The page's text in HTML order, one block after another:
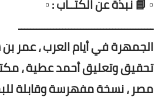
▫️ 📘 نبذة عن الكتــاب : ▫️
ــــــــــــــــــــــــــــــــــــــــــــــ
الجمهرة في أيام العرب ، عمر
تحقيق وتعليق أحمد عطية ،
مصر ، نسخة مفهرسة وقابلة